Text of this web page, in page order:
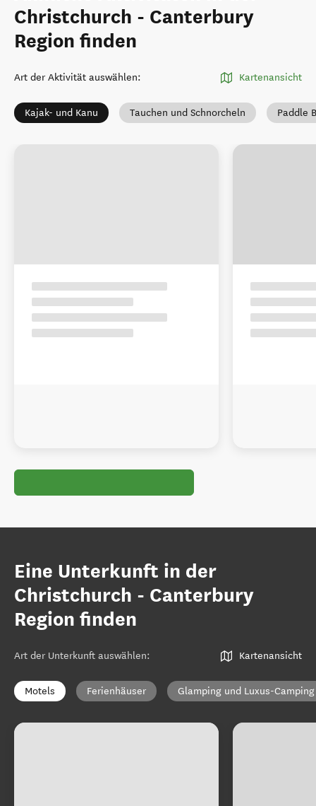
Christchurch - Canterbury
Region finden
Art der Aktivität auswählen: Kartenansicht
Kajak- und Kanu Tauchen und Schnorcheln Paddle
Eine Unterkunft in der
Christchurch - Canterbury
Region finden
Art der Unterkunft auswählen: Kartenansicht
Motels Ferienhäuser Glamping und Luxus-Camping